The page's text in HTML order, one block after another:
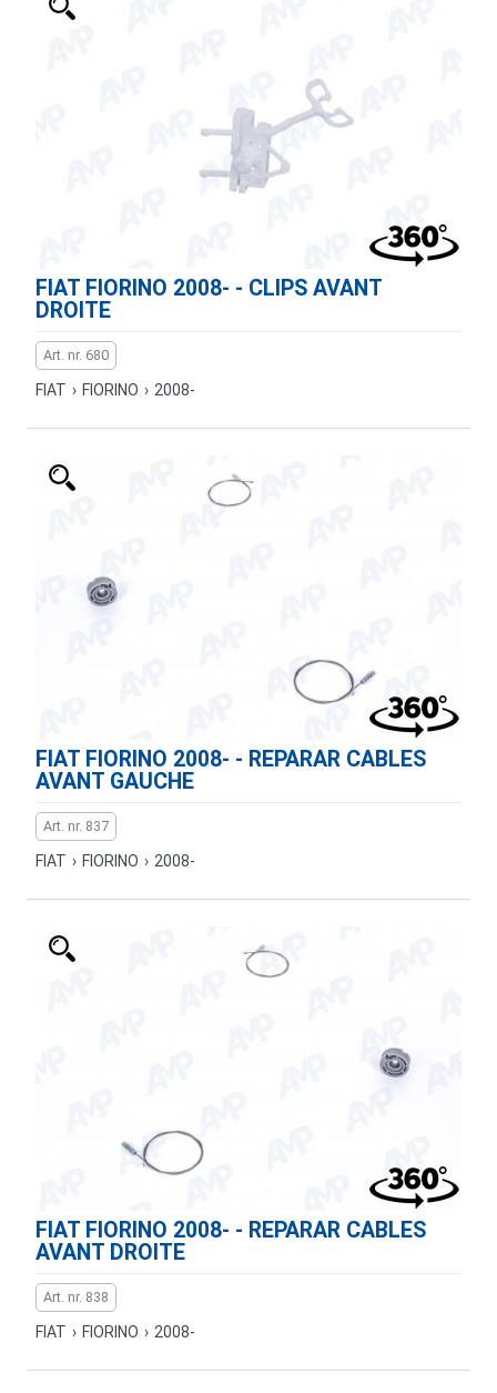
FIAT FIORINO 2008- - CLIPS AVANT
DROITE
Art. nr. 680
FIAT › FIORINO › 2008-
FIAT FIORINO 2008- - REPARAR CABLES
AVANT GAUCHE
Art. nr. 837
FIAT › FIORINO › 2008-
FIAT FIORINO 2008- - REPARAR CABLES
AVANT DROITE
Art. nr. 838
FIAT › FIORINO › 2008-